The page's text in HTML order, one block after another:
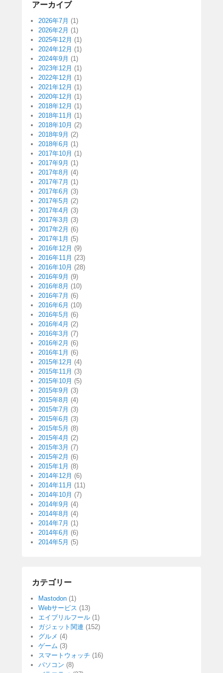
アーカイブ
2026年7月 (1)
2026年2月 (1)
2025年12月 (1)
2024年12月 (1)
2024年9月 (1)
2023年12月 (1)
2022年12月 (1)
2021年12月 (1)
2020年12月 (1)
2018年12月 (1)
2018年11月 (1)
2018年10月 (2)
2018年9月 (2)
2018年6月 (1)
2017年10月 (1)
2017年9月 (1)
2017年8月 (4)
2017年7月 (1)
2017年6月 (3)
2017年5月 (2)
2017年4月 (3)
2017年3月 (3)
2017年2月 (6)
2017年1月 (5)
2016年12月 (9)
2016年11月 (23)
2016年10月 (28)
2016年9月 (9)
2016年8月 (10)
2016年7月 (6)
2016年6月 (10)
2016年5月 (6)
2016年4月 (2)
2016年3月 (7)
2016年2月 (6)
2016年1月 (6)
2015年12月 (4)
2015年11月 (3)
2015年10月 (5)
2015年9月 (3)
2015年8月 (4)
2015年7月 (3)
2015年6月 (3)
2015年5月 (8)
2015年4月 (2)
2015年3月 (7)
2015年2月 (6)
2015年1月 (8)
2014年12月 (6)
2014年11月 (11)
2014年10月 (7)
2014年9月 (4)
2014年8月 (4)
2014年7月 (1)
2014年6月 (6)
2014年5月 (5)
カテゴリー
Mastodon (1)
Webサービス (13)
エイプリルフール (1)
ガジェット関連 (152)
グルメ (4)
ゲーム (3)
スマートウォッチ (16)
パソコン (8)